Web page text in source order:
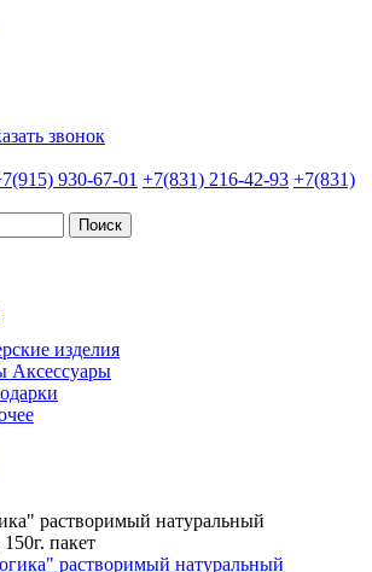
звонок
930-67-01 +7(831) 216-42-93 +7(831)
изделия
Аксессуары
растворимый натуральный
пакет